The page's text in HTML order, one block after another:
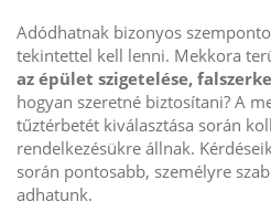
Adódhatnak bizonyos
tekintettel kell lenni. Mekkora
az épület szigetelése,
hogyan szeretné biztosítani? A
tűztérbetét kiválasztása során
rendelkezésükre állnak.
során pontosabb, személyre
adhatunk.